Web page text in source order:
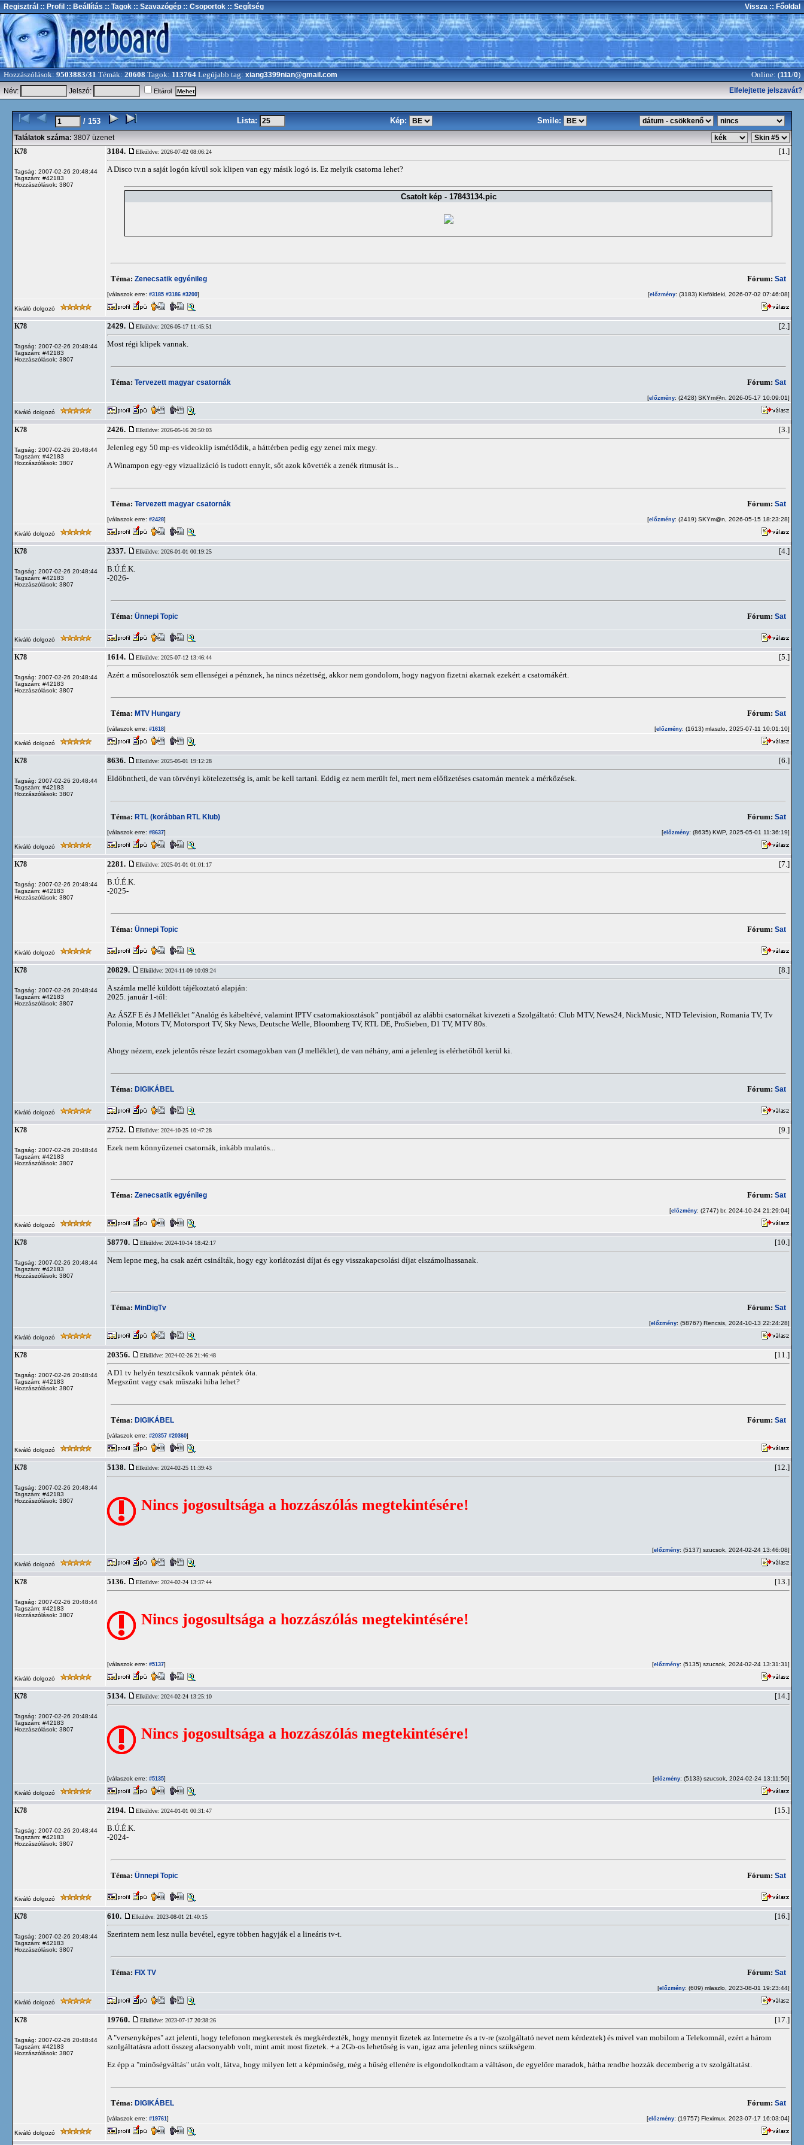
Regisztrál :: Profil :: Beállítás :: Tagok :: Szavazógép :: Csoportok :: Segítség Vissza :: Főoldal
Hozzászólások: 9503883/31 Témák: 20608 Tagok: 113764 Legújabb tag: xiang3399nian@gmail.com Online: (111/0)
Név: Jelszó: Eltárol Elfelejtette jelszavát?
/ 153 Lista: Kép: Smile:
Találatok száma: 3807 üzenet
K78
Tagság: 2007-02-26 20:48:44
Tagszám: #42183
Hozzászólások: 3807
3184. Elküldve: 2026-07-02 08:06:24 [1.]
A Disco tv.n a saját logón kívül sok klipen van egy másik logó is. Ez melyik csatorna lehet?
Csatolt kép - 17843134.pic
Téma: Zenecsatik egyénileg Fórum: Sat
[válaszok erre: #3185 #3186 #3200] [előzmény: (3183) Kisföldeki, 2026-07-02 07:46:08]
Kiváló dolgozó
K78
Tagság: 2007-02-26 20:48:44
Tagszám: #42183
Hozzászólások: 3807
2429. Elküldve: 2026-05-17 11:45:51 [2.]
Most régi klipek vannak.
Téma: Tervezett magyar csatornák Fórum: Sat
[előzmény: (2428) SKYm@n, 2026-05-17 10:09:01]
Kiváló dolgozó
K78
Tagság: 2007-02-26 20:48:44
Tagszám: #42183
Hozzászólások: 3807
2426. Elküldve: 2026-05-16 20:50:03 [3.]
Jelenleg egy 50 mp-es videoklip ismétlődik, a háttérben pedig egy zenei mix megy.
A Winampon egy-egy vizualizáció is tudott ennyit, sőt azok követték a zenék ritmusát is...
Téma: Tervezett magyar csatornák Fórum: Sat
[válaszok erre: #2428] [előzmény: (2419) SKYm@n, 2026-05-15 18:23:28]
Kiváló dolgozó
K78
Tagság: 2007-02-26 20:48:44
Tagszám: #42183
Hozzászólások: 3807
2337. Elküldve: 2026-01-01 00:19:25 [4.]
B.Ú.É.K.
-2026-
Téma: Ünnepi Topic Fórum: Sat
Kiváló dolgozó
K78
Tagság: 2007-02-26 20:48:44
Tagszám: #42183
Hozzászólások: 3807
1614. Elküldve: 2025-07-12 13:46:44 [5.]
Azért a műsorelosztók sem ellenségei a pénznek, ha nincs nézettség, akkor nem gondolom, hogy nagyon fizetni akarnak ezekért a csatornákért.
Téma: MTV Hungary Fórum: Sat
[válaszok erre: #1618] [előzmény: (1613) mlaszlo, 2025-07-11 10:01:10]
Kiváló dolgozó
K78
Tagság: 2007-02-26 20:48:44
Tagszám: #42183
Hozzászólások: 3807
8636. Elküldve: 2025-05-01 19:12:28 [6.]
Eldöbntheti, de van törvényi kötelezettség is, amit be kell tartani. Eddig ez nem merült fel, mert nem előfizetéses csatornán mentek a mérkőzések.
Téma: RTL (korábban RTL Klub) Fórum: Sat
[válaszok erre: #8637] [előzmény: (8635) KWP, 2025-05-01 11:36:19]
Kiváló dolgozó
K78
Tagság: 2007-02-26 20:48:44
Tagszám: #42183
Hozzászólások: 3807
2281. Elküldve: 2025-01-01 01:01:17 [7.]
B.Ú.É.K.
-2025-
Téma: Ünnepi Topic Fórum: Sat
Kiváló dolgozó
K78
Tagság: 2007-02-26 20:48:44
Tagszám: #42183
Hozzászólások: 3807
20829. Elküldve: 2024-11-09 10:09:24 [8.]
A számla mellé küldött tájékoztató alapján:
2025. január 1-től:
Az ÁSZF E és J Melléklet ”Analóg és kábeltévé, valamint IPTV csatornakiosztások” pontjából az alábbi csatornákat kivezeti a Szolgáltató: Club MTV, News24, NickMusic, NTD Television, Romania TV, Tv
Polonia, Motors TV, Motorsport TV, Sky News, Deutsche Welle, Bloomberg TV, RTL DE, ProSieben, D1 TV, MTV 80s.
Ahogy nézem, ezek jelentős része lezárt csomagokban van (J melléklet), de van néhány, ami a jelenleg is elérhetőből kerül ki.
Téma: DIGIKÁBEL Fórum: Sat
Kiváló dolgozó
K78
Tagság: 2007-02-26 20:48:44
Tagszám: #42183
Hozzászólások: 3807
2752. Elküldve: 2024-10-25 10:47:28 [9.]
Ezek nem könnyűzenei csatornák, inkább mulatós...
Téma: Zenecsatik egyénileg Fórum: Sat
[előzmény: (2747) br, 2024-10-24 21:29:04]
Kiváló dolgozó
K78
Tagság: 2007-02-26 20:48:44
Tagszám: #42183
Hozzászólások: 3807
58770. Elküldve: 2024-10-14 18:42:17 [10.]
Nem lepne meg, ha csak azért csinálták, hogy egy korlátozási díjat és egy visszakapcsolási díjat elszámolhassanak.
Téma: MinDigTv Fórum: Sat
[előzmény: (58767) Rencsis, 2024-10-13 22:24:28]
Kiváló dolgozó
K78
Tagság: 2007-02-26 20:48:44
Tagszám: #42183
Hozzászólások: 3807
20356. Elküldve: 2024-02-26 21:46:48 [11.]
A D1 tv helyén tesztcsíkok vannak péntek óta.
Megszűnt vagy csak műszaki hiba lehet?
Téma: DIGIKÁBEL Fórum: Sat
[válaszok erre: #20357 #20360]
Kiváló dolgozó
K78
Tagság: 2007-02-26 20:48:44
Tagszám: #42183
Hozzászólások: 3807
5138. Elküldve: 2024-02-25 11:39:43 [12.]
Nincs jogosultsága a hozzászólás megtekintésére!
[előzmény: (5137) szucsok, 2024-02-24 13:46:08]
Kiváló dolgozó
K78
Tagság: 2007-02-26 20:48:44
Tagszám: #42183
Hozzászólások: 3807
5136. Elküldve: 2024-02-24 13:37:44 [13.]
Nincs jogosultsága a hozzászólás megtekintésére!
[válaszok erre: #5137] [előzmény: (5135) szucsok, 2024-02-24 13:31:31]
Kiváló dolgozó
K78
Tagság: 2007-02-26 20:48:44
Tagszám: #42183
Hozzászólások: 3807
5134. Elküldve: 2024-02-24 13:25:10 [14.]
Nincs jogosultsága a hozzászólás megtekintésére!
[válaszok erre: #5135] [előzmény: (5133) szucsok, 2024-02-24 13:11:50]
Kiváló dolgozó
K78
Tagság: 2007-02-26 20:48:44
Tagszám: #42183
Hozzászólások: 3807
2194. Elküldve: 2024-01-01 00:31:47 [15.]
B.Ú.É.K.
-2024-
Téma: Ünnepi Topic Fórum: Sat
Kiváló dolgozó
K78
Tagság: 2007-02-26 20:48:44
Tagszám: #42183
Hozzászólások: 3807
610. Elküldve: 2023-08-01 21:40:15 [16.]
Szerintem nem lesz nulla bevétel, egyre többen hagyják el a lineáris tv-t.
Téma: FIX TV Fórum: Sat
[előzmény: (609) mlaszlo, 2023-08-01 19:23:44]
Kiváló dolgozó
K78
Tagság: 2007-02-26 20:48:44
Tagszám: #42183
Hozzászólások: 3807
19760. Elküldve: 2023-07-17 20:38:26 [17.]
A "versenyképes" azt jelenti, hogy telefonon megkerestek és megkérdezték, hogy mennyit fizetek az Internetre és a tv-re (szolgáltató nevet nem kérdeztek) és mivel van mobilom a Telekomnál, ezért a három
szolgáltatásra adott összeg alacsonyabb volt, mint amit most fizetek. + a 2Gb-os lehetőség is van, igaz arra jelenleg nincs szükségem.
Ez épp a "minőségváltás" után volt, látva, hogy milyen lett a képminőség, még a hűség ellenére is elgondolkodtam a váltáson, de egyelőre maradok, hátha rendbe hozzák decemberig a tv szolgáltatást.
Téma: DIGIKÁBEL Fórum: Sat
[válaszok erre: #19761] [előzmény: (19757) Fleximux, 2023-07-17 16:03:04]
Kiváló dolgozó